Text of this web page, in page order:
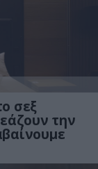
σεξ
την